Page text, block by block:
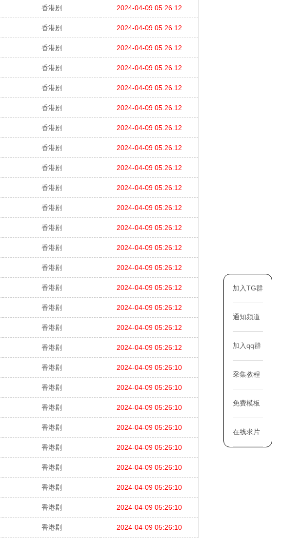
香港剧 2024-04-09 05:26:12
香港剧 2024-04-09 05:26:12
香港剧 2024-04-09 05:26:12
香港剧 2024-04-09 05:26:12
香港剧 2024-04-09 05:26:12
香港剧 2024-04-09 05:26:12
香港剧 2024-04-09 05:26:12
香港剧 2024-04-09 05:26:12
香港剧 2024-04-09 05:26:12
香港剧 2024-04-09 05:26:12
香港剧 2024-04-09 05:26:12
香港剧 2024-04-09 05:26:12
香港剧 2024-04-09 05:26:12
香港剧 2024-04-09 05:26:12
香港剧 2024-04-09 05:26:12
香港剧 2024-04-09 05:26:12
香港剧 2024-04-09 05:26:12
香港剧 2024-04-09 05:26:12
香港剧 2024-04-09 05:26:10
香港剧 2024-04-09 05:26:10
香港剧 2024-04-09 05:26:10
香港剧 2024-04-09 05:26:10
香港剧 2024-04-09 05:26:10
香港剧 2024-04-09 05:26:10
香港剧 2024-04-09 05:26:10
香港剧 2024-04-09 05:26:10
香港剧 2024-04-09 05:26:10
加入TG群
通知频道
加入qq群
采集教程
免费模板
在线求片